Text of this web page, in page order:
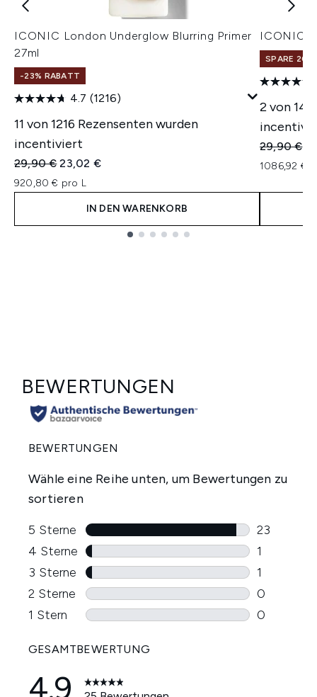
ICONIC London Underglow Blurring Primer
27ml
-23% RABATT
4.7 (1216)
11 von 1216 Rezensenten wurden
incentiviert
Unverbindliche Preisempfehlung:
29,90 €Aktueller Preis:
23,02 €
920,80 € pro L
IN DEN WARENKORB
ICONIC
SPARE 20%
2 von
29,90 €
1086,92 €